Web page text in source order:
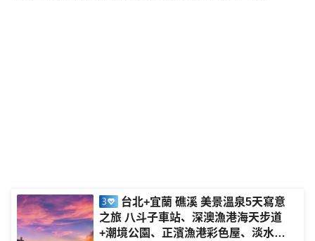
台北+宜蘭 礁溪 美景溫泉5天寫意
之旅 八斗子車站、深澳漁港海天步道
+潮境公園、正濱漁港彩色屋、淡水漁